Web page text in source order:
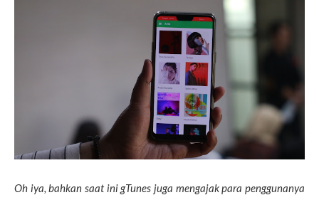
Oh iya, bahkan saat ini gTunes juga mengajak para penggunanya